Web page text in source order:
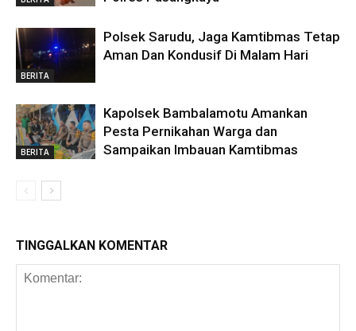
BERITA
Polsek Sarudu, Jaga Kamtibmas Tetap
Aman Dan Kondusif Di Malam Hari
BERITA
Kapolsek Bambalamotu Amankan
Pesta Pernikahan Warga dan
Sampaikan Imbauan Kamtibmas
TINGGALKAN KOMENTAR